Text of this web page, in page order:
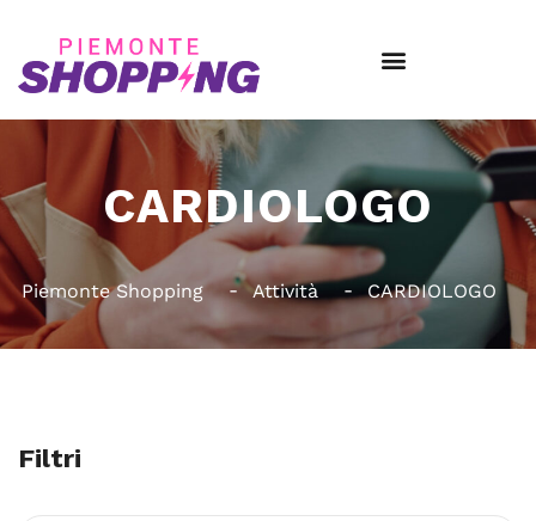
CARDIOLOGO
Piemonte Shopping Attività CARDIOLOGO
Filtri